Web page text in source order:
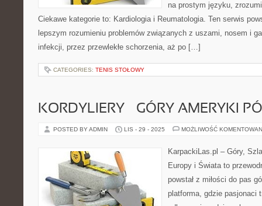
na prostym języku,
Ciekawe kategorie to: Kardiologia i Reumatologia. Ten serwis
lepszym rozumieniu problemów związanych z uszami, nosem i
infekcji, przez przewlekłe schorzenia, aż po […]
CATEGORIES: TENIS STOŁOWY
KORDYLIERY – GÓRY AMERYKI
POSTED BY ADMIN LIS - 29 - 2025 MOŻLIWOŚĆ
KarpackiLas.pl – Góry,
Europy i Świata to
powstał z miłości do pas
platforma, gdzie pasjonaci